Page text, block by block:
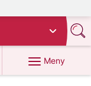
Meny